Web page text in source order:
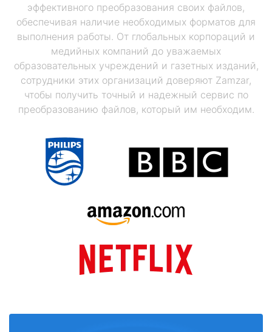
эффективного преобразования своих файлов,
обеспечивая наличие необходимых форматов для
выполнения работы. От глобальных корпораций и
медийных компаний до уважаемых
образовательных учреждений и газетных изданий,
сотрудники этих организаций доверяют Zamzar,
чтобы получить точный и надежный сервис по
преобразованию файлов, который им необходим.